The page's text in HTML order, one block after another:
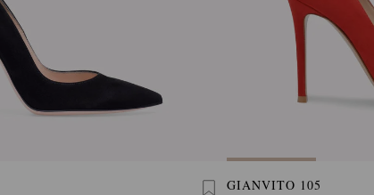
GIANVITO 105